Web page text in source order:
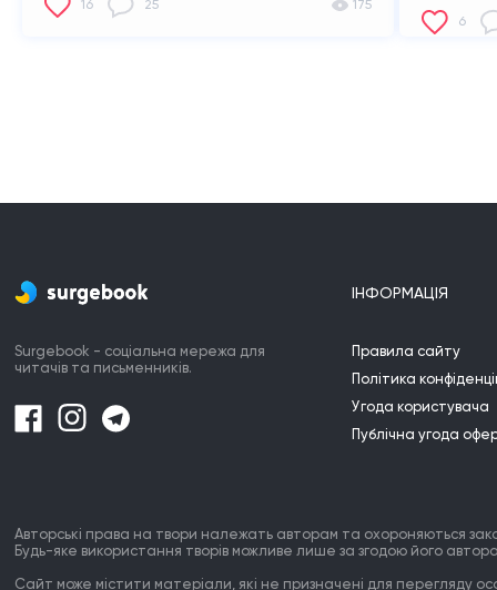
если сценарист; и т.д.
🔵Конкретика так
16 25 175
6
Surgebook - соціальна мережа для
читачів та письменників.
ІНФОРМАЦІЯ
Правила сайту
Політика
Угода користувача
Публічна угода
Авторські права на твори належать авторам та охороняються
Будь-яке використання творів можливе лише за згодою його
Сайт може містити матеріали, які не призначені для перегляду